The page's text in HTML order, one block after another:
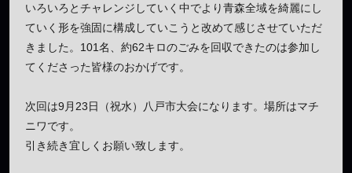
いろいろとチャレンジしていく中でより青森全域を綺麗にし
ていく形を強固に構成していこうと改めて感じさせていただ
きました。101名、約62キロのごみを回収できたのは参加し
てくださった皆様のおかげです。
次回は9月23日（祝水）八戸市大会になります。場所はマチ
ニワです。
引き続き宜しくお願い致します。